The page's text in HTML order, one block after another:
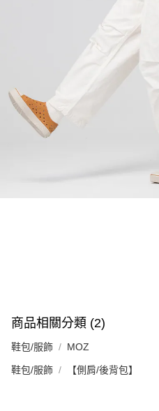
商品相關分類 (2)
鞋包/服飾 MOZ
鞋包/服飾 【側肩/後背包】